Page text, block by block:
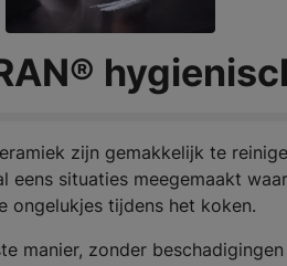
zijn gemakkelijk te
eens situaties meegemaakt
ongelukjes tijdens het koken.
manier, zonder